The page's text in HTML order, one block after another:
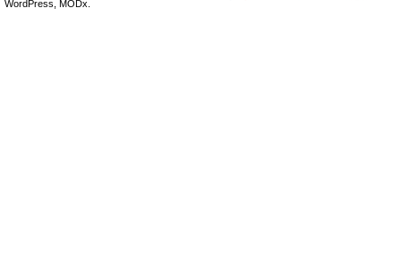
WordPress, MODx.